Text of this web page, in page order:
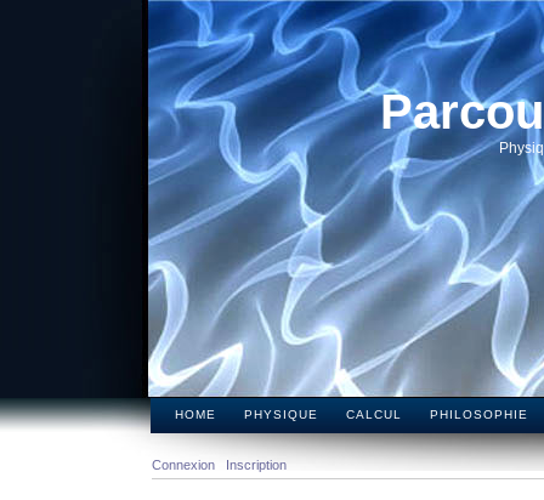
HOME PHYSIQUE CALCUL PHILOSOPHIE
Connexion Inscription